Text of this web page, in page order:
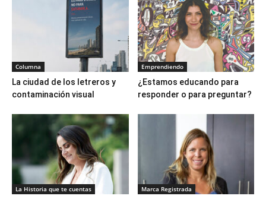
Columna
La ciudad de los letreros y
contaminación visual
Emprendiendo
¿Estamos educando para
responder o para preguntar?
La Historia que te cuentas Marca Registrada